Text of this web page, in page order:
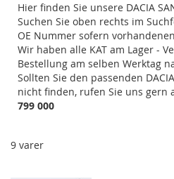
Hier finden Sie unsere DACIA
Suchen Sie oben rechts im
OE Nummer sofern
Wir haben alle KAT am Lager -
Bestellung am selben Werktag
Sollten Sie den passenden
nicht finden, rufen Sie uns gern
799 000
9 varer